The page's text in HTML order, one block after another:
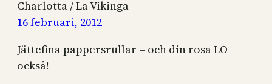
Charlotta / La Vikinga
16 februari, 2012
Jättefina pappersrullar – och din rosa LO
också!